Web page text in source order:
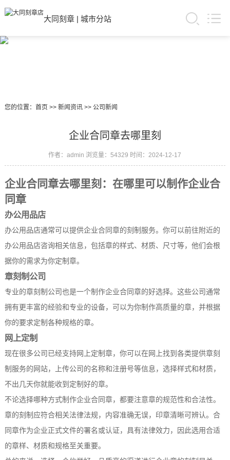
大同刻章| 城市分站
您的位置： 首页 >> 新闻资讯>> 公司新闻
企业合同章去哪里刻
作者：admin 浏览量：54329 时间：2024-12-17
企业合同章去哪里刻：在哪里可以制作企业合
同章
办公用品店
办公用品店通常可以提供企业合同章的刻制服务。你可以前往附近的
办公用品店咨询相关信息，包括章的样式、材质、尺寸等，他们会根
据你的需求为你定制章。
章刻制公司
专业的章刻制公司也是一个制作企业合同章的好选择。这些公司通常
拥有更丰富的经验和专业的设备，可以为你制作高质量的章，并根据
你的要求定制各种规格的章。
网上定制
现在很多公司已经支持网上定制章，你可以在网上找到各类提供章刻
制服务的网站，上传公司的名称和注册号等信息，选择样式和材质，
不出几天你就能收到定制好的章。
不论选择哪种方式制作企业合同章，都要注意章的规范性和合法性。
章的刻制应符合相关法律法规，内容准确无误，印章清晰可辨认。合
同章作为企业正式文件的署名或认证，具有法律效力，因此选用合适
的章样、材质和规格至关重要。